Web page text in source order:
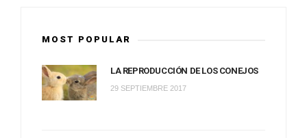
MOST POPULAR
LA REPRODUCCIÓN DE LOS CONEJOS
29 SEPTIEMBRE 2017